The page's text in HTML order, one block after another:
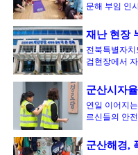
문해 부임 인
재난 현장
전북특별자
검현장에서
군산시자
연일 이어지
르신들의 안
군산해경,